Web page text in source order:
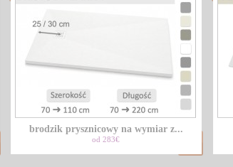
brodzik prysznicowy na wymiar z...
od 283€